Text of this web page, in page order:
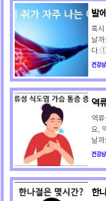
아
인
해
유
습
성
발
혹
날
다.①
이
있
애
와
자
발
적
..
건강
역
역
요,
날
습
명
염
건강
한